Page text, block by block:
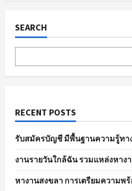
มี
pagination
SEARCH
RECENT POSTS
รับสมัครบัญชี มีพื้นฐานความรู้ทา
งานรายวันใกล้ฉัน รวมแหล่งหาง
หางานสงขลา การเตรียมความพ